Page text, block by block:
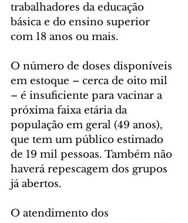
trabalhadores da educação
básica e do ensino superior
com 18 anos ou mais.
O número de doses disponíveis
em estoque – cerca de oito mil
– é insuficiente para vacinar a
próxima faixa etária da
população em geral (49 anos),
que tem um público estimado
de 19 mil pessoas. Também não
haverá repescagem dos grupos
já abertos.
O atendimento dos